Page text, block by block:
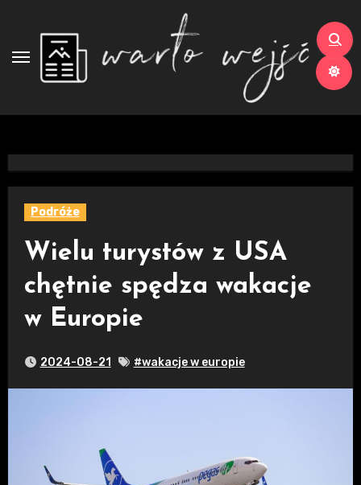
content
Podróże
Wielu turystów z USA
chętnie spędza wakacje
w Europie
2024-08-21 #wakacje w europie